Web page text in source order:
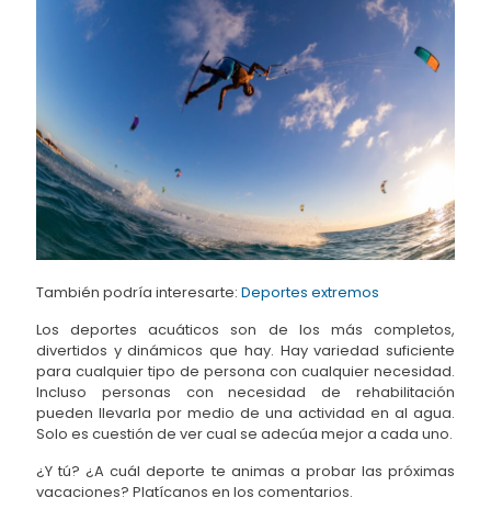
También podría interesarte: Deportes extremos
Los deportes acuáticos son de los más completos,
divertidos y dinámicos que hay. Hay variedad suficiente
para cualquier tipo de persona con cualquier necesidad.
Incluso personas con necesidad de rehabilitación
pueden llevarla por medio de una actividad en al agua.
Solo es cuestión de ver cual se adecúa mejor a cada uno.
¿Y tú? ¿A cuál deporte te animas a probar las próximas
vacaciones? Platícanos en los comentarios.